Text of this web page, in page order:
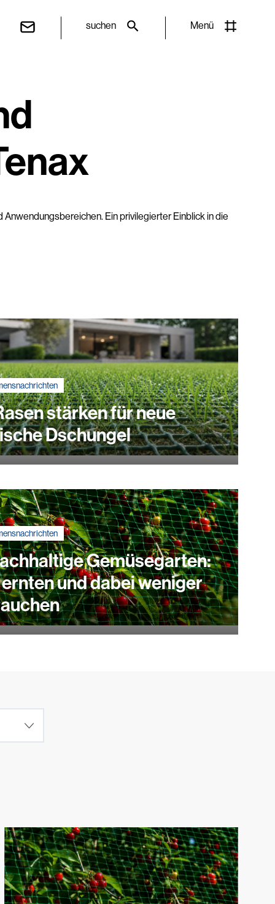
suchen Menü
Ein privilegierter Einblick in die
stärken für neue
Dschungel
Gemüsegarten:
und dabei weniger